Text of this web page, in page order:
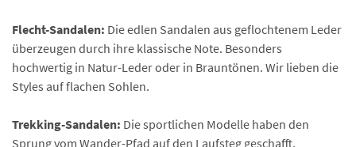
Flecht-Sandalen: Die edlen Sandalen aus geflochtenem Leder
überzeugen durch ihre klassische Note. Besonders
hochwertig in Natur-Leder oder in Brauntönen. Wir lieben die
Styles auf flachen Sohlen.
Trekking-Sandalen: Die sportlichen Modelle haben den
Sprung vom Wander-Pfad auf den Laufsteg geschafft.